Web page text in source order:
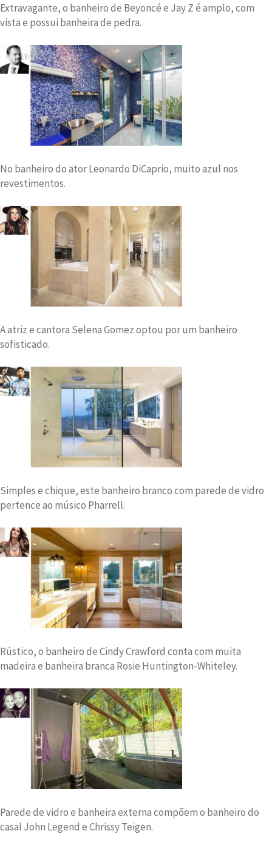
Extravagante, o banheiro de Beyoncé e Jay Z é amplo, com
vista e possui banheira de pedra.
No banheiro do ator Leonardo DiCaprio, muito azul nos
revestimentos.
A atriz e cantora Selena Gomez optou por um banheiro
sofisticado.
Simples e chique, este banheiro branco com parede de vidro
pertence ao músico Pharrell.
Rústico, o banheiro de Cindy Crawford conta com muita
madeira e banheira branca Rosie Huntington-Whiteley.
Parede de vidro e banheira externa compõem o banheiro do
casal John Legend e Chrissy Teigen.